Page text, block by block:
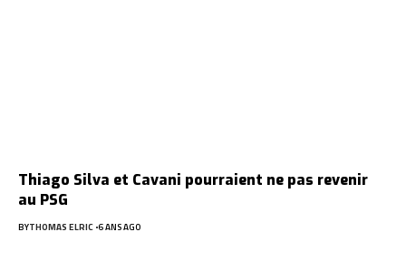
Thiago Silva et Cavani pourraient ne pas revenir
au PSG
BYTHOMAS ELRIC 6 ANS AGO